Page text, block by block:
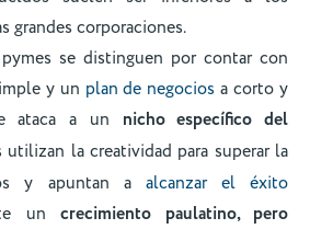
grandes corporaciones.
se distinguen por contar con
y un plan de negocios a corto y
ataca a un nicho específico del
utilizan la creatividad para superar la
y apuntan a alcanzar el éxito
uncrecimiento paulatino, pero